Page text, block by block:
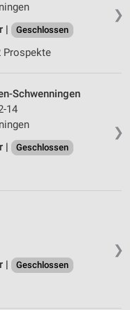
❯
|
Geschlossen
Prospekte
❯
Schwenningen
14
|
Geschlossen
❯
|
Geschlossen